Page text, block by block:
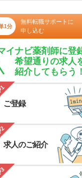
1分
無料転職サポートに
申し込む
イナビ薬剤師に登
希望通りの求人
紹介してもらう！
ご登録
求人のご紹介